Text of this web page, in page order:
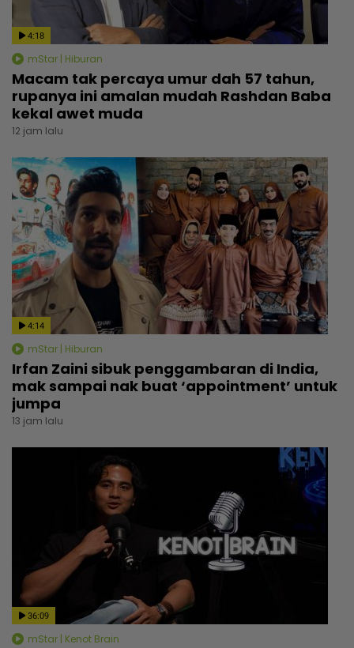
4:18
mStar | Hiburan
Macam tak percaya umur dah 57 tahun,
rupanya ini amalan mudah Rashdan Baba
kekal awet muda
12 jam lalu
4:14
mStar | Hiburan
Irfan Zaini sibuk penggambaran di India,
mak sampai nak buat ‘appointment’ untuk
jumpa
13 jam lalu
36:09
mStar | Kenot Brain